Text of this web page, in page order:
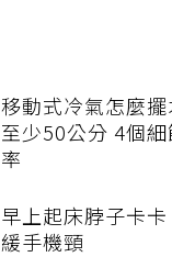
移動式冷氣怎麼
至少50公分 4個
率
早上起床脖子卡
緩手機頸